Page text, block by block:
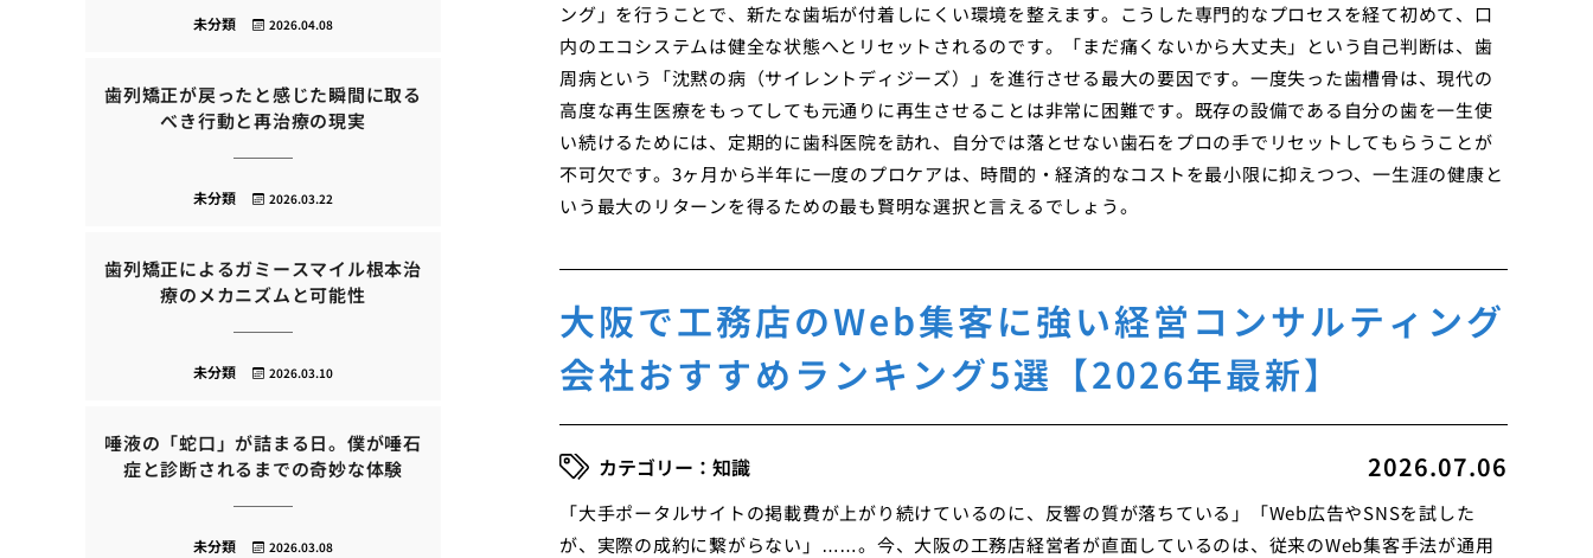
ング」を行うことで、新たな歯垢が付着しにくい環境を整えます。こうした専門的なプロセスを経て初めて、口
内のエコシステムは健全な状態へとリセットされるのです。「まだ痛くないから大丈夫」という自己判断は、歯
周病という「沈黙の病（サイレントディジーズ）」を進行させる最大の要因です。一度失った歯槽骨は、現代の
高度な再生医療をもってしても元通りに再生させることは非常に困難です。既存の設備である自分の歯を一生使
い続けるためには、定期的に歯科医院を訪れ、自分では落とせない歯石をプロの手でリセットしてもらうことが
不可欠です。3ヶ月から半年に一度のプロケアは、時間的・経済的なコストを最小限に抑えつつ、一生涯の健康と
いう最大のリターンを得るための最も賢明な選択と言えるでしょう。
大阪で工務店のWeb集客に強い経営コンサルティング
会社おすすめランキング5選【2026年最新】
2026.07.06
知識
「大手ポータルサイトの掲載費が上がり続けているのに、反響の質が落ちている」「Web広告やSNSを試した
が、実際の成約に繋がらない」……。今、大阪の工務店経営者が直面しているのは、従来のWeb集客手法が通用
2026.04.08
未分類
歯列矯正が戻ったと感じた瞬間に取る
べき行動と再治療の現実
2026.03.22
未分類
歯列矯正によるガミースマイル根本治
療のメカニズムと可能性
2026.03.10
未分類
唾液の「蛇口」が詰まる日。僕が唾石
症と診断されるまでの奇妙な体験
2026.03.08
未分類